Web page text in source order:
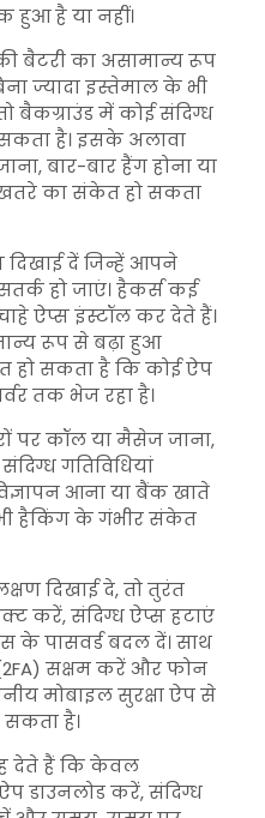
है या नहीं।
बैटरी का असामान्य रूप
ज्यादा इस्तेमाल के भी
बैकग्राउंड में कोई संदिग्ध
है। इसके अलावा
बार-बार हैंग होना या
खतरे का संकेत हो सकता
दें जिन्हें आपने
हो जाएं। हैकर्स कई
ऐप्स इंस्टॉल कर देते हैं।
रूप से बढ़ा हुआ
हो सकता है कि कोई ऐप
तक भेज रहा है।
पर कॉल या मैसेज जाना,
गतिविधियां
आना या बैंक खाते
हैकिंग के गंभीर संकेत
दिखाई दे, तो तुरंत
करें, संदिग्ध ऐप्स हटाएं
के पासवर्ड बदल दें। साथ
सक्षम करें और फोन
मोबाइल सुरक्षा ऐप से
है।
देते हैं कि केवल
डाउनलोड करें, संदिग्ध